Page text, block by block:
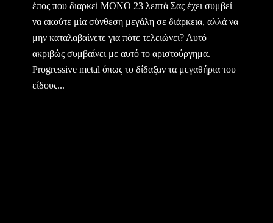
έπος που διαρκεί ΜΟΝΟ 23 λεπτά Σας έχει συμβεί
να ακούτε μία σύνθεση μεγάλη σε διάρκεια, αλλά να
μην καταλαβαίνετε για πότε τελειώνει? Αυτό
ακριβώς συμβαίνει με αυτό το αριστούργημα.
Progressive metal όπως το δίδαξαν τα μεγαθήρια του
είδους...